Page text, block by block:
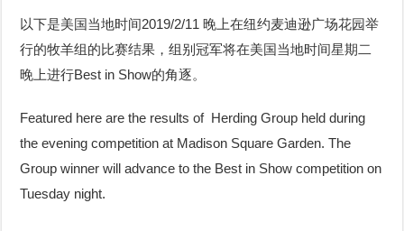
以下是美国当地时间2019/2/11 晚上在纽约麦迪逊广场花园举
行的牧羊组的比赛结果，组别冠军将在美国当地时间星期二
晚上进行Best in Show的角逐。
Featured here are the results of Herding Group held during
the evening competition at Madison Square Garden. The
Group winner will advance to the Best in Show competition on
Tuesday night.